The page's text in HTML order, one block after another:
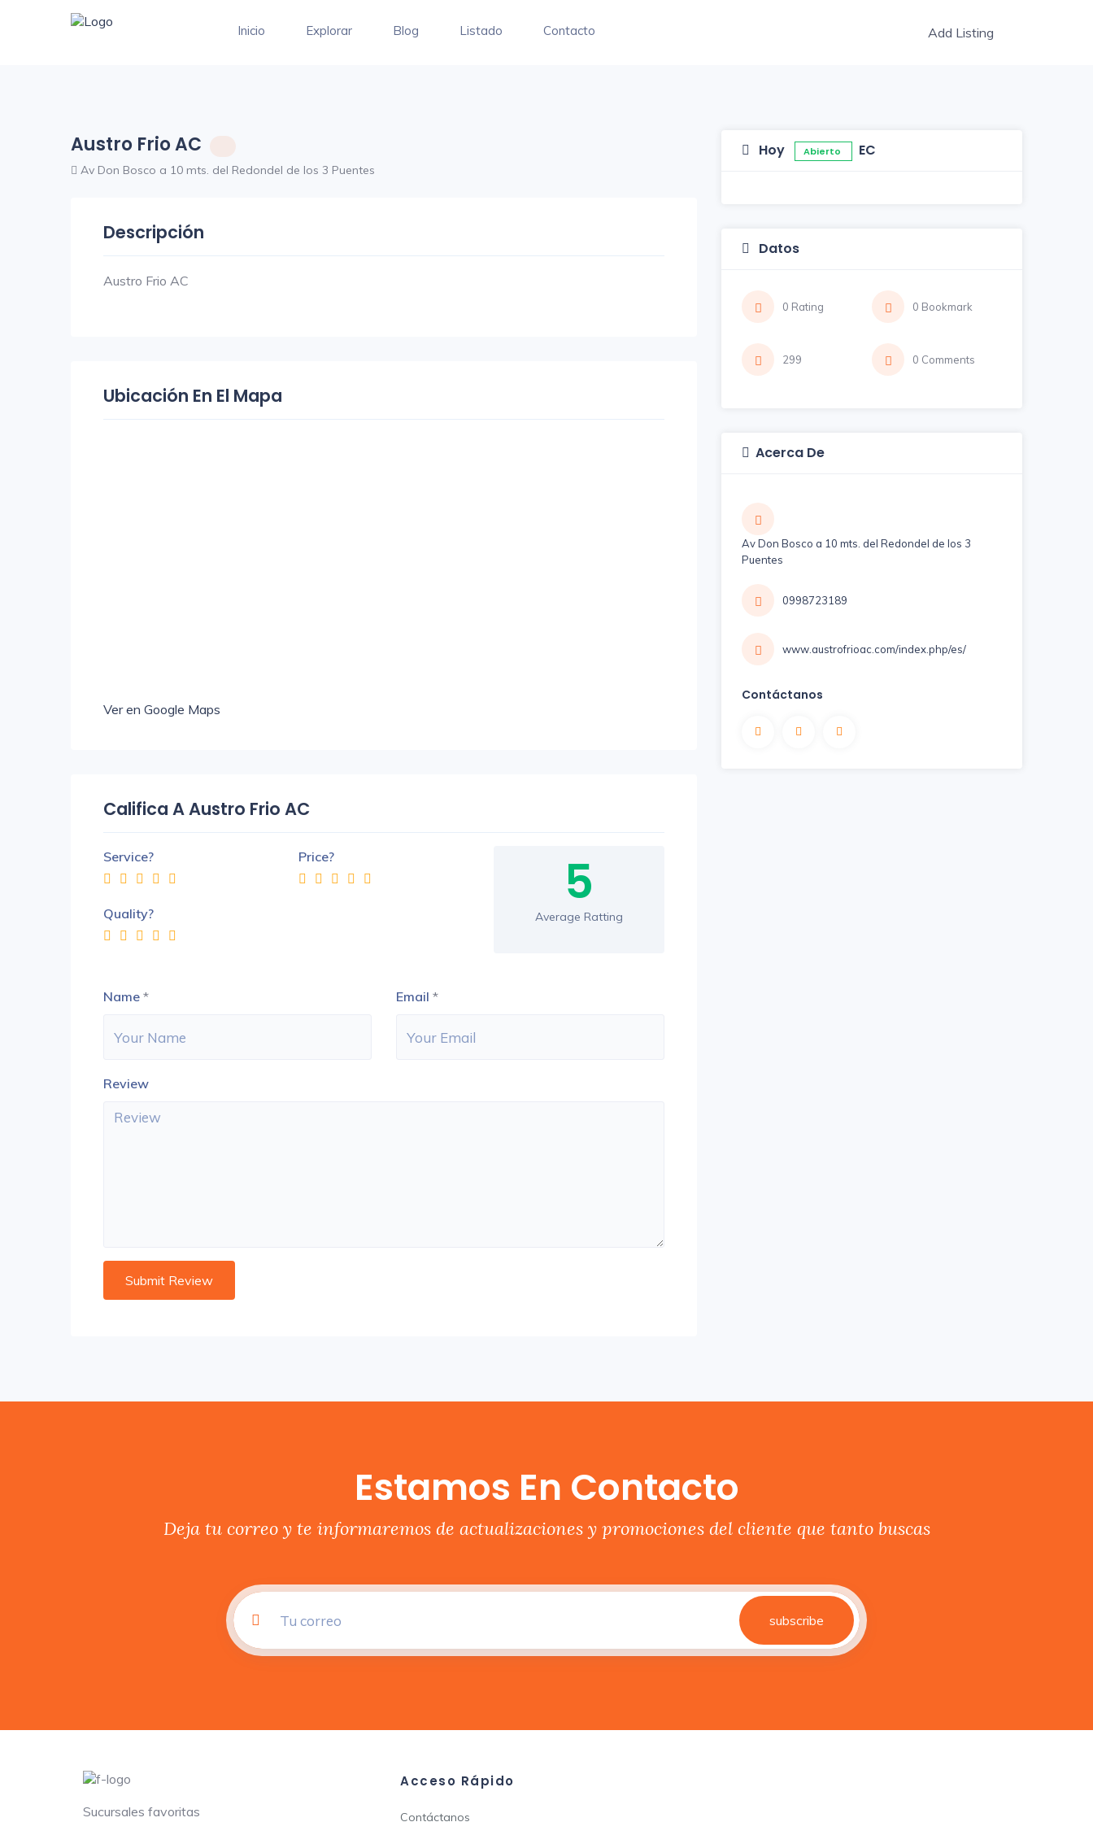
Add Listing
Inicio Explorar Blog Listado Contacto
Austro Frio AC
Av Don Bosco a 10 mts. del Redondel de los 3 Puentes
Descripción
Austro Frio AC
Ubicación En El Mapa
Ver en Google Maps
Califica A Austro Frio AC
Service? Price?
Quality? 5
Average Ratting
Name * Email *
Review
Hoy Abierto EC
Datos
0 Rating 0 Bookmark
299 0 Comments
Acerca De
Av Don Bosco a 10 mts. del Redondel de los 3
Puentes
0998723189
www.austrofrioac.com/index.php/es/
Contáctanos
Estamos En Contacto
Deja tu correo y te informaremos de actualizaciones y promociones del cliente que tanto buscas
subscribe
Sucursales favoritas
Acceso Rápido
Contáctanos